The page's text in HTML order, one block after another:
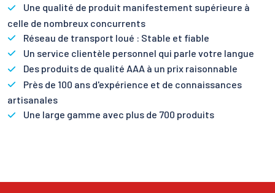
Une qualité de produit manifestement supérieure à
celle de nombreux concurrents
Réseau de transport loué : Stable et fiable
Un service clientèle personnel qui parle votre langue
Des produits de qualité AAA à un prix raisonnable
Près de 100 ans d'expérience et de connaissances
artisanales
Une large gamme avec plus de 700 produits